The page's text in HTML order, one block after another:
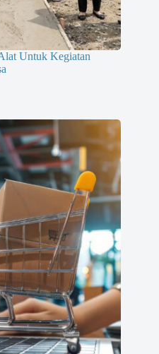
Untuk Kegiatan